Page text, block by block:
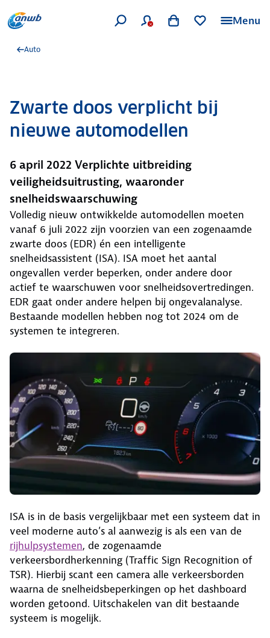
Menu
Auto
Zwarte doos verplicht bij
nieuwe automodellen
6 april 2022 Verplichte uitbreiding
veiligheidsuitrusting, waaronder
snelheidswaarschuwing
Volledig nieuw ontwikkelde automodellen moeten
vanaf 6 juli 2022 zijn voorzien van een zogenaamde
zwarte doos (EDR) én een intelligente
snelheidsassistent (ISA). ISA moet het aantal
ongevallen verder beperken, onder andere door
actief te waarschuwen voor snelheidsovertredingen.
EDR gaat onder andere helpen bij ongevalanalyse.
Bestaande modellen hebben nog tot 2024 om de
systemen te integreren.
ISA is in de basis vergelijkbaar met een systeem dat in
veel moderne auto’s al aanwezig is als een van de
rijhulpsystemen, de zogenaamde
verkeersbordherkenning (Traffic Sign Recognition of
TSR). Hierbij scant een camera alle verkeersborden
waarna de snelheidsbeperkingen op het dashboard
worden getoond. Uitschakelen van dit bestaande
systeem is mogelijk.